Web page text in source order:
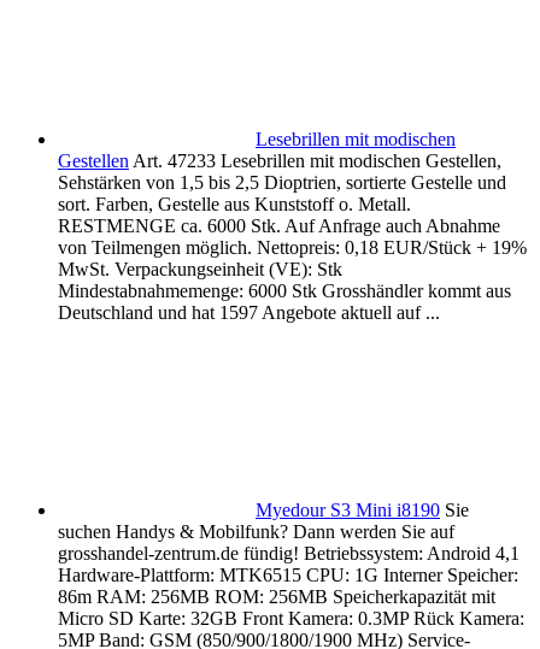
Lesebrillen mit modischen
Gestellen Art. 47233 Lesebrillen mit modischen Gestellen,
Sehstärken von 1,5 bis 2,5 Dioptrien, sortierte Gestelle und
sort. Farben, Gestelle aus Kunststoff o. Metall.
RESTMENGE ca. 6000 Stk. Auf Anfrage auch Abnahme
von Teilmengen möglich. Nettopreis: 0,18 EUR/Stück + 19%
MwSt. Verpackungseinheit (VE): Stk
Mindestabnahmemenge: 6000 Stk Grosshändler kommt aus
Deutschland und hat 1597 Angebote aktuell auf ...
Myedour S3 Mini i8190 Sie
suchen Handys & Mobilfunk? Dann werden Sie auf
grosshandel-zentrum.de fündig! Betriebssystem: Android 4,1
Hardware-Plattform: MTK6515 CPU: 1G Interner Speicher:
86m RAM: 256MB ROM: 256MB Speicherkapazität mit
Micro SD Karte: 32GB Front Kamera: 0.3MP Rück Kamera:
5MP Band: GSM (850/900/1800/1900 MHz) Service-